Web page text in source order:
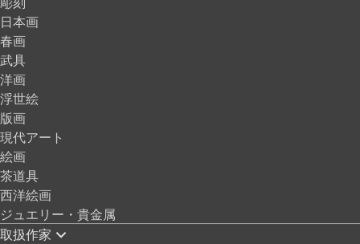
日本画
春画
武具
洋画
浮世絵
版画
現代アート
絵画
茶道具
西洋絵画
ジュエリー・貴金属
取扱作家